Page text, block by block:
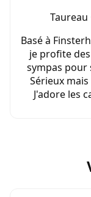
Taureau
Basé à
je profite
sympas pour
Sérieux mais
J'adore les